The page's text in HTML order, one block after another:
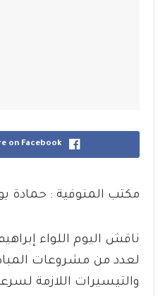
on Facebook
مكتب المنوفية : حمادة
ناقش اليوم اللواء
لعدد من مشروعات
والتيسيرات اللازمة